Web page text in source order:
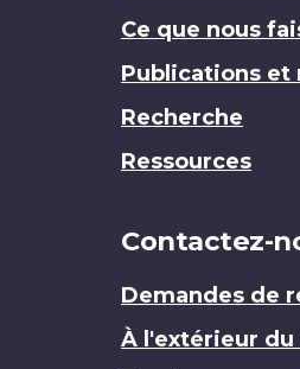
Ce que nous
Publications et
Recherche
Ressources
Contactez-
Demandes de
À l'extérieur du